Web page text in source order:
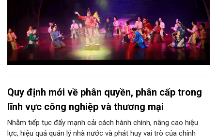
Quy định mới về phân quyền, phân cấp trong
lĩnh vực công nghiệp và thương mại
Nhằm tiếp tục đẩy mạnh cải cách hành chính, nâng cao hiệu
lực, hiệu quả quản lý nhà nước và phát huy vai trò của chính